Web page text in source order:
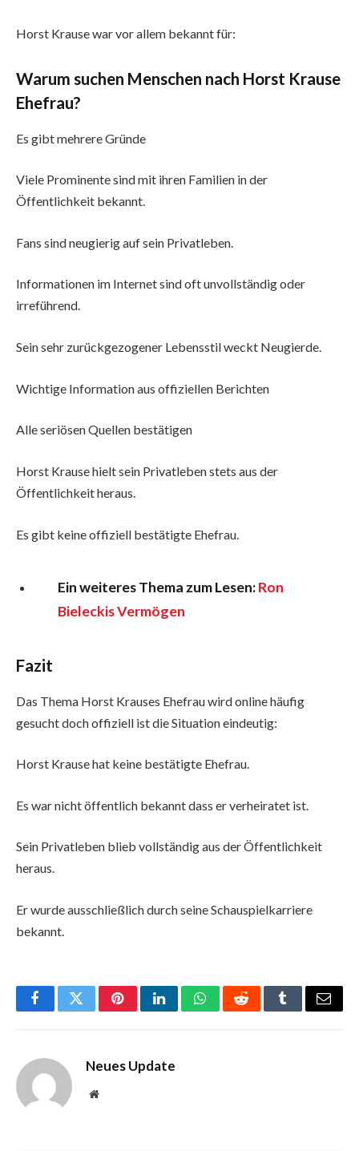
Horst Krause war vor allem bekannt für:
Warum suchen Menschen nach Horst Krause
Ehefrau?
Es gibt mehrere Gründe
Viele Prominente sind mit ihren Familien in der
Öffentlichkeit bekannt.
Fans sind neugierig auf sein Privatleben.
Informationen im Internet sind oft unvollständig oder
irreführend.
Sein sehr zurückgezogener Lebensstil weckt Neugierde.
Wichtige Information aus offiziellen Berichten
Alle seriösen Quellen bestätigen
Horst Krause hielt sein Privatleben stets aus der
Öffentlichkeit heraus.
Es gibt keine offiziell bestätigte Ehefrau.
Ein weiteres Thema zum Lesen:Ron
Bieleckis Vermögen
Fazit
Das Thema Horst Krauses Ehefrau wird online häufig
gesucht doch offiziell ist die Situation eindeutig:
Horst Krause hat keine bestätigte Ehefrau.
Es war nicht öffentlich bekannt dass er verheiratet ist.
Sein Privatleben blieb vollständig aus der Öffentlichkeit
heraus.
Er wurde ausschließlich durch seine Schauspielkarriere
bekannt.
FacebookTwitterPinterestLinkedInWhatsAppRedditTumblrEmail
Neues Update
Website